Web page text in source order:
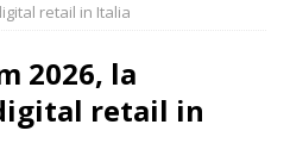
retail in Italia
2026, la
retail in